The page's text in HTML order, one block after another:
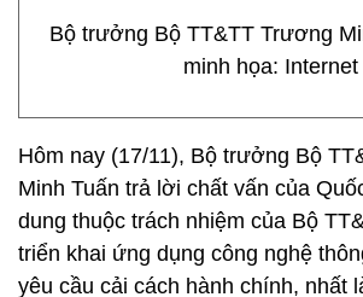
Bộ trưởng Bộ TT&TT Trương
minh họa: Internet
Hôm nay (17/11), Bộ trưởng Bộ
Minh Tuấn trả lời chất vấn của
dung thuộc trách nhiệm của Bộ
triển khai ứng dụng công nghệ
yêu cầu cải cách hành chính, nhất